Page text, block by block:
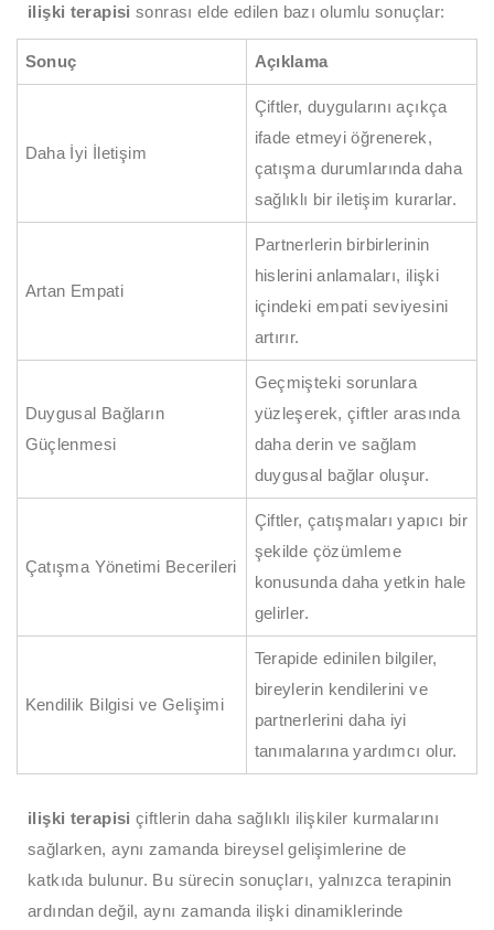
ilişki terapisi sonrası elde edilen bazı olumlu sonuçlar:
Sonuç Açıklama
Daha İyi İletişim
Çiftler, duygularını açıkça
ifade etmeyi öğrenerek,
çatışma durumlarında daha
sağlıklı bir iletişim kurarlar.
Artan Empati
Partnerlerin birbirlerinin
hislerini anlamaları, ilişki
içindeki empati seviyesini
artırır.
Duygusal Bağların
Güçlenmesi
Geçmişteki sorunlara
yüzleşerek, çiftler arasında
daha derin ve sağlam
duygusal bağlar oluşur.
Çatışma Yönetimi Becerileri
Çiftler, çatışmaları yapıcı bir
şekilde çözümleme
konusunda daha yetkin hale
gelirler.
Kendilik Bilgisi ve Gelişimi
Terapide edinilen bilgiler,
bireylerin kendilerini ve
partnerlerini daha iyi
tanımalarına yardımcı olur.
ilişki terapisi çiftlerin daha sağlıklı ilişkiler kurmalarını
sağlarken, aynı zamanda bireysel gelişimlerine de
katkıda bulunur. Bu sürecin sonuçları, yalnızca terapinin
ardından değil, aynı zamanda ilişki dinamiklerinde